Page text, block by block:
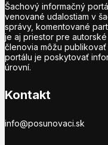
Šachový informačný
venované udalostiam v
správy, komentované
je aj priestor pre
členovia môžu
portálu je poskytovať
úrovní.
Kontakt
info@posunovaci.sk